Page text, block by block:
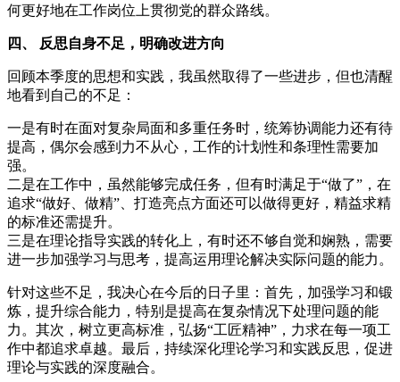
何更好地在工作岗位上贯彻党的群众路线。
四、 反思自身不足，明确改进方向
回顾本季度的思想和实践，我虽然取得了一些进步，但也清醒
地看到自己的不足：
一是有时在面对复杂局面和多重任务时，统筹协调能力还有待
提高，偶尔会感到力不从心，工作的计划性和条理性需要加
强。
二是在工作中，虽然能够完成任务，但有时满足于“做了”，在
追求“做好、做精”、打造亮点方面还可以做得更好，精益求精
的标准还需提升。
三是在理论指导实践的转化上，有时还不够自觉和娴熟，需要
进一步加强学习与思考，提高运用理论解决实际问题的能力。
针对这些不足，我决心在今后的日子里：首先，加强学习和锻
炼，提升综合能力，特别是提高在复杂情况下处理问题的能
力。其次，树立更高标准，弘扬“工匠精神”，力求在每一项工
作中都追求卓越。最后，持续深化理论学习和实践反思，促进
理论与实践的深度融合。